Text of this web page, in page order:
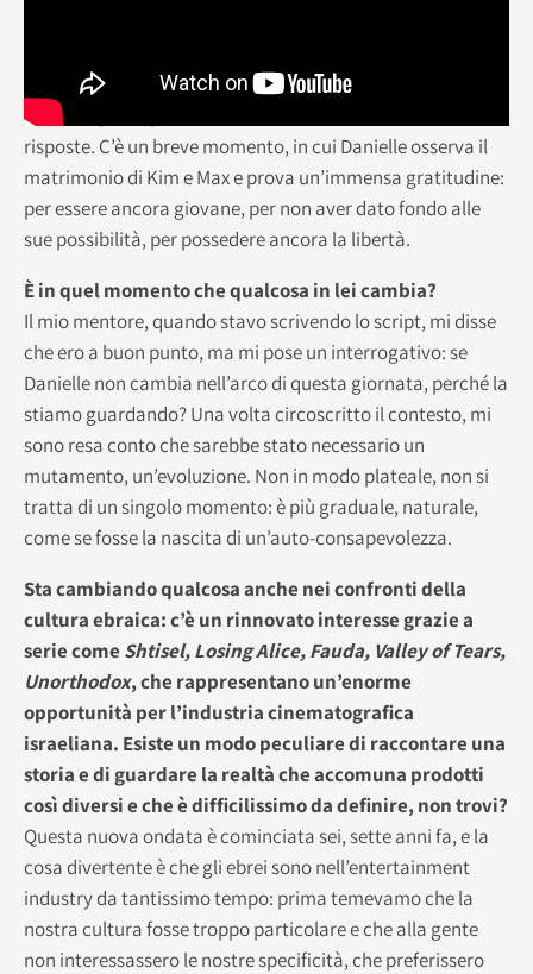
volte sei esattamente dove devi essere, non devi per forza
avere un piano prestabilito, è normale ed è ok non avere le
risposte. C’è un breve momento, in cui Danielle osserva il
matrimonio di Kim e Max e prova un’immensa gratitudine:
per essere ancora giovane, per non aver dato fondo alle
sue possibilità, per possedere ancora la libertà.
È in quel momento che qualcosa in lei cambia?
Il mio mentore, quando stavo scrivendo lo script, mi disse
che ero a buon punto, ma mi pose un interrogativo: se
Danielle non cambia nell’arco di questa giornata, perché la
stiamo guardando? Una volta circoscritto il contesto, mi
sono resa conto che sarebbe stato necessario un
mutamento, un’evoluzione. Non in modo plateale, non si
tratta di un singolo momento: è più graduale, naturale,
come se fosse la nascita di un’auto-consapevolezza.
Sta cambiando qualcosa anche nei confronti della
cultura ebraica: c’è un rinnovato interesse grazie a
serie come Shtisel, Losing Alice, Fauda, Valley of Tears,
Unorthodox, che rappresentano un’enorme
opportunità per l’industria cinematografica
israeliana. Esiste un modo peculiare di raccontare una
storia e di guardare la realtà che accomuna prodotti
così diversi e che è difficilissimo da definire, non trovi?
Questa nuova ondata è cominciata sei, sette anni fa, e la
cosa divertente è che gli ebrei sono nell’entertainment
industry da tantissimo tempo: prima temevamo che la
nostra cultura fosse troppo particolare e che alla gente
non interessassero le nostre specificità, che preferissero